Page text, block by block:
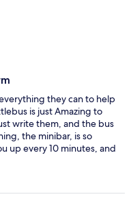
they can to help
is just Amazing to
write them, and the bus
the minibar, is so
up every 10 minutes, and
to unplug it. Even after
the next room.